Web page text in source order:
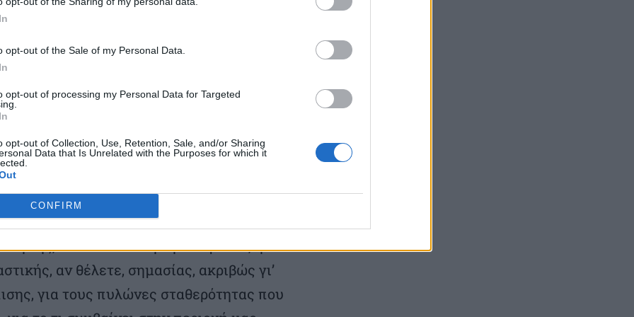
opt-out of the Sale of my Personal Data.
opt-out of processing my Personal Data for Targeted
opt-out of Collection, Use, Retention, Sale, and/or Sharing
Data that Is Unrelated with the Purposes for which it
CONFIRM
τη χαρά μου που σε βλέπω. Να ευχηθώ
αλλά να κρατήσω κυρίως αυτό το
θα έλεγα, όχι μόνο μεταξύ των
οργάνων, μεταξύ των λαών μας, γιατί
δεσμοί μεταξύ Ελλάδας και Κύπρου
πιο ισχυροί.
πρωθυπουργέ. Θέλω να σας
λαού, γιατί πραγματικά η
της, ειδικά σε αυτή τη δοκιμασία, ήταν
αν θέλετε, σημασίας, ακριβώς γι’
για τους πυλώνες σταθερότητας που